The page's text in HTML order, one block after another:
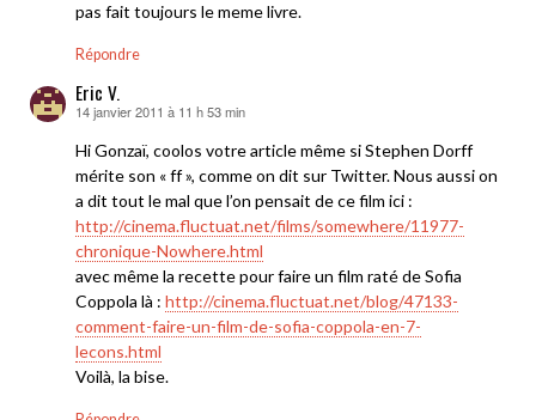
pas fait toujours le meme livre.
Répondre
Eric V.
dit :
14 janvier 2011 à 11 h 53 min
Hi Gonzaï, coolos votre article même si Stephen Dorff
mérite son « ff », comme on dit sur Twitter. Nous aussi on
a dit tout le mal que l’on pensait de ce film ici :
http://cinema.fluctuat.net/films/somewhere/11977-
chronique-Nowhere.html
avec même la recette pour faire un film raté de Sofia
Coppola là : http://cinema.fluctuat.net/blog/47133-
comment-faire-un-film-de-sofia-coppola-en-7-
lecons.html
Voilà, la bise.